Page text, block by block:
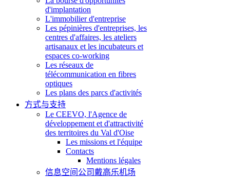
d'implantation
L'immobilier d'entreprise
Les pépinières d'entreprises, les
centres d'affaires, les ateliers
artisanaux et les incubateurs et
espaces co-working
Les réseaux de
télécommunication en fibres
optiques
Les plans des parcs d'activités
方式与支持
Le CEEVO, l'Agence de
développement et d'attractivité
des territoires du Val d'Oise
Les missions et l'équipe
Contacts
Mentions légales
信息空间公司戴高乐机场